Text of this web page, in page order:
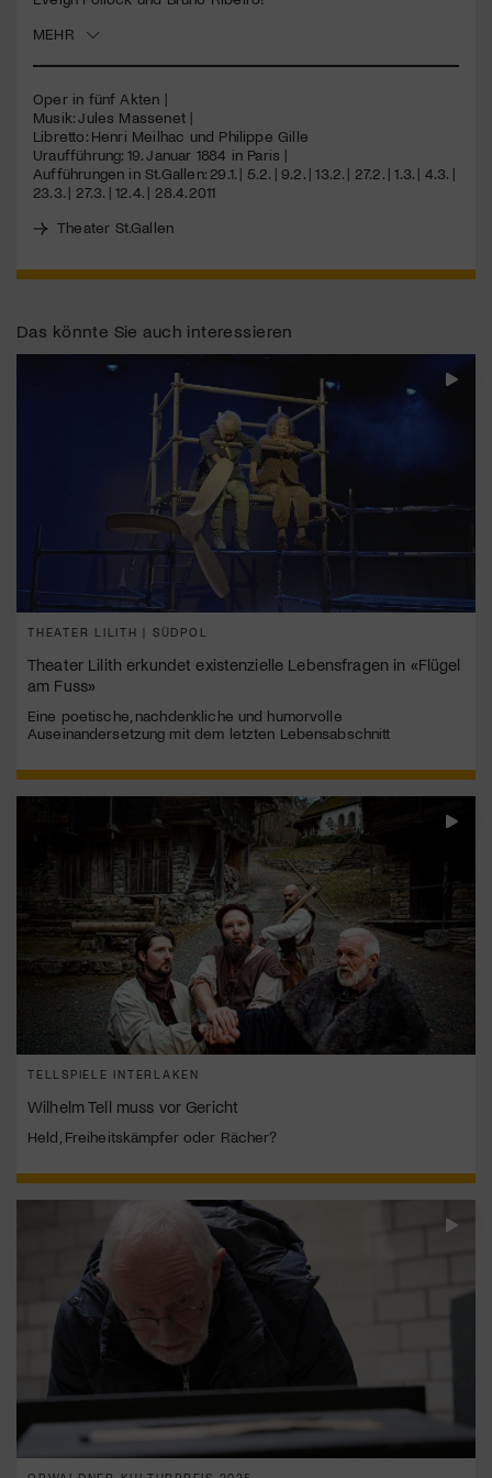
MEHR
Oper in fünf Akten |
Musik: Jules Massenet |
Libretto: Henri Meilhac und Philippe Gille
Uraufführung: 19. Januar 1884 in Paris |
Aufführungen in St.Gallen: 29.1. | 5.2. | 9.2. | 13.2. | 27.2. | 1.3. | 4.3. |
23.3. | 27.3. | 12.4. | 28.4.2011
Theater St.Gallen
Das könnte Sie auch interessieren
THEATER LILITH | SÜDPOL
Theater Lilith erkundet existenzielle Lebensfragen in «Flügel
am Fuss»
Eine poetische, nachdenkliche und humorvolle
Auseinandersetzung mit dem letzten Lebensabschnitt
TELLSPIELE INTERLAKEN
Wilhelm Tell muss vor Gericht
Held, Freiheitskämpfer oder Rächer?